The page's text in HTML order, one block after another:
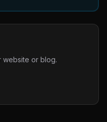
website or blog.